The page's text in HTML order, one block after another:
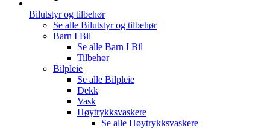
Bilutstyr og tilbehør
Se alle Bilutstyr og tilbehør
Barn I Bil
Se alle Barn I Bil
Tilbehør
Bilpleie
Se alle Bilpleie
Dekk
Vask
Høytrykksvaskere
Se alle Høytrykksvaskere